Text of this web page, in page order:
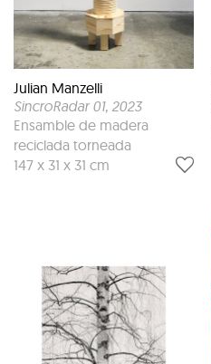
Julian Manzelli
SincroRadar 01, 2023
Ensamble de madera
reciclada torneada
147 x 31 x 31 cm